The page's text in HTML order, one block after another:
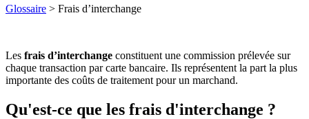
Glossaire > Frais d’interchange
Les frais d’interchange constituent une commission prélevée sur
chaque transaction par carte bancaire. Ils représentent la part la plus
importante des coûts de traitement pour un marchand.
Qu'est-ce que les frais d'interchange ?